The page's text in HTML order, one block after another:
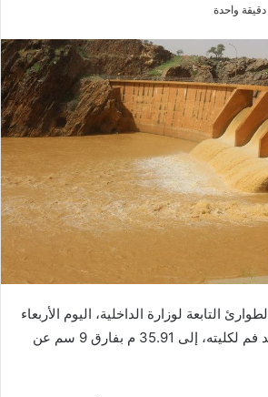
دقيقة واحدة
التابعة لوزارة الداخلية، اليوم الأربعاء
ارتفاع منسوب مياه سد فم لكليته، إلى 35.91 م بفارق 9 سم عن